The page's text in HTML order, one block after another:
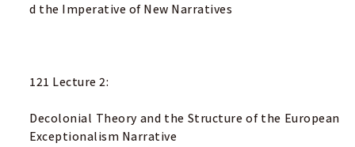
d the Imperative of New Narratives
121 Lecture 2:
Decolonial Theory and the Structure of the European
Exceptionalism Narrative